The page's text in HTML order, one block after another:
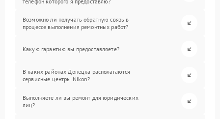
Возможно ли получать обратную связь в
процессе выполнения ремонтных работ?
Какую гарантию вы предоставляете?
В каких районах Донецка располагаются
сервисные центры Nikon?
Выполняете ли вы ремонт для юридических
лиц?